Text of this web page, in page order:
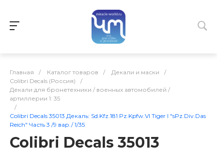
Главная / Каталог товаров / Декали и маски
/
Colibri Decals (Россия)
/
Декали для бронетехники / военных автомобилей /
артиллерии 1: 35
/
Colibri Decals 35013 Декаль: Sd.Kfz.181 Pz.Kpfw.VI Tiger I "sPz.Div.Das
Reich" Часть 3 /9 вар./ 1/35
Colibri Decals 35013